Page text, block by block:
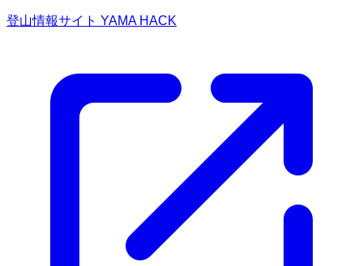
登山情報サイト YAMA HACK